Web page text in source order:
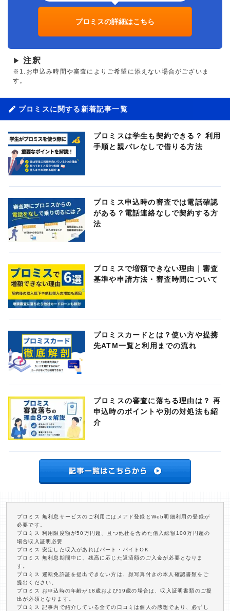
プロミスの詳細はこちら
▶ 注釈
※1.お申込み時間や審査によりご希望に添えない場合がございま
す。
プロミスに関する新着記事一覧
プロミスは学生も契約できる？ 利用
手順と親バレなしで借りる方法
プロミス申込時の審査では電話確認
がある？電話連絡なしで契約する方
法
プロミスで増額できない理由｜審査
基準や申請方法・審査時間について
プロミスカードとは？使い方や提携
先ATM一覧と利用までの流れ
プロミスの審査に落ちる理由は？ 再
申込時のポイントや別の対処法も紹
介
プロミス 無利息サービスのご利用にはメアド登録とWeb明細利用の登録が
必要です。
プロミス 利用限度額が50万円超、且つ他社を含めた借入総額100万円超の
場合収入証明必要
プロミス 安定した収入があればパート・バイトOK
プロミス 無利息期間中に、残高に応じた返済額のご入金が必要となりま
す。
プロミス 運転免許証を提出できない方は、顔写真付きの本人確認書類をご
提出ください。
プロミス お申込時の年齢が18歳および19歳の場合は、収入証明書類のご提
出が必須となります。
プロミス 記事内で紹介している全ての口コミは個人の感想であり、必ずし